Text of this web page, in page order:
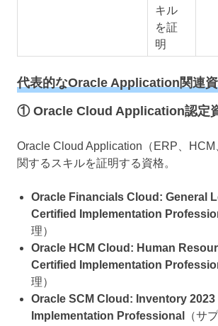
キル
を証
明
代表的なOracle Application関連
① Oracle Cloud Application認定
Oracle Cloud Application（ERP、HCM
関するスキルを証明する資格。
Oracle Financials Cloud: General
Certified Implementation
理）
Oracle HCM Cloud: Human
Certified Implementation
理）
Oracle SCM Cloud: Inventory 2023
Implementation Professional
（サ